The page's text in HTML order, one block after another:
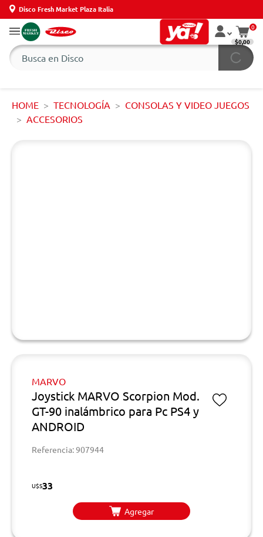
Disco Fresh Market Plaza Italia
0
$0,00
HOME TECNOLOGÍA
CONSOLAS Y VIDEO JUEGOS
ACCESORIOS
MARVO
Joystick MARVO Scorpion Mod.
GT-90 inalámbrico para Pc PS4 y
ANDROID
Referencia: 907944
U$S33
Agregar